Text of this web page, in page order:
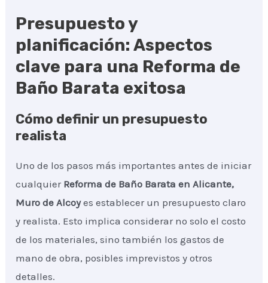
Presupuesto y
planificación: Aspectos
clave para una Reforma de
Baño Barata exitosa
Cómo definir un presupuesto
realista
Uno de los pasos más importantes antes de iniciar
cualquier Reforma de Baño Barata en Alicante,
Muro de Alcoyes establecer un presupuesto claro
y realista. Esto implica considerar no solo el costo
de los materiales, sino también los gastos de
mano de obra, posibles imprevistos y otros
detalles.